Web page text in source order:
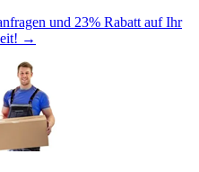
und 23% Rabatt auf Ihr
→